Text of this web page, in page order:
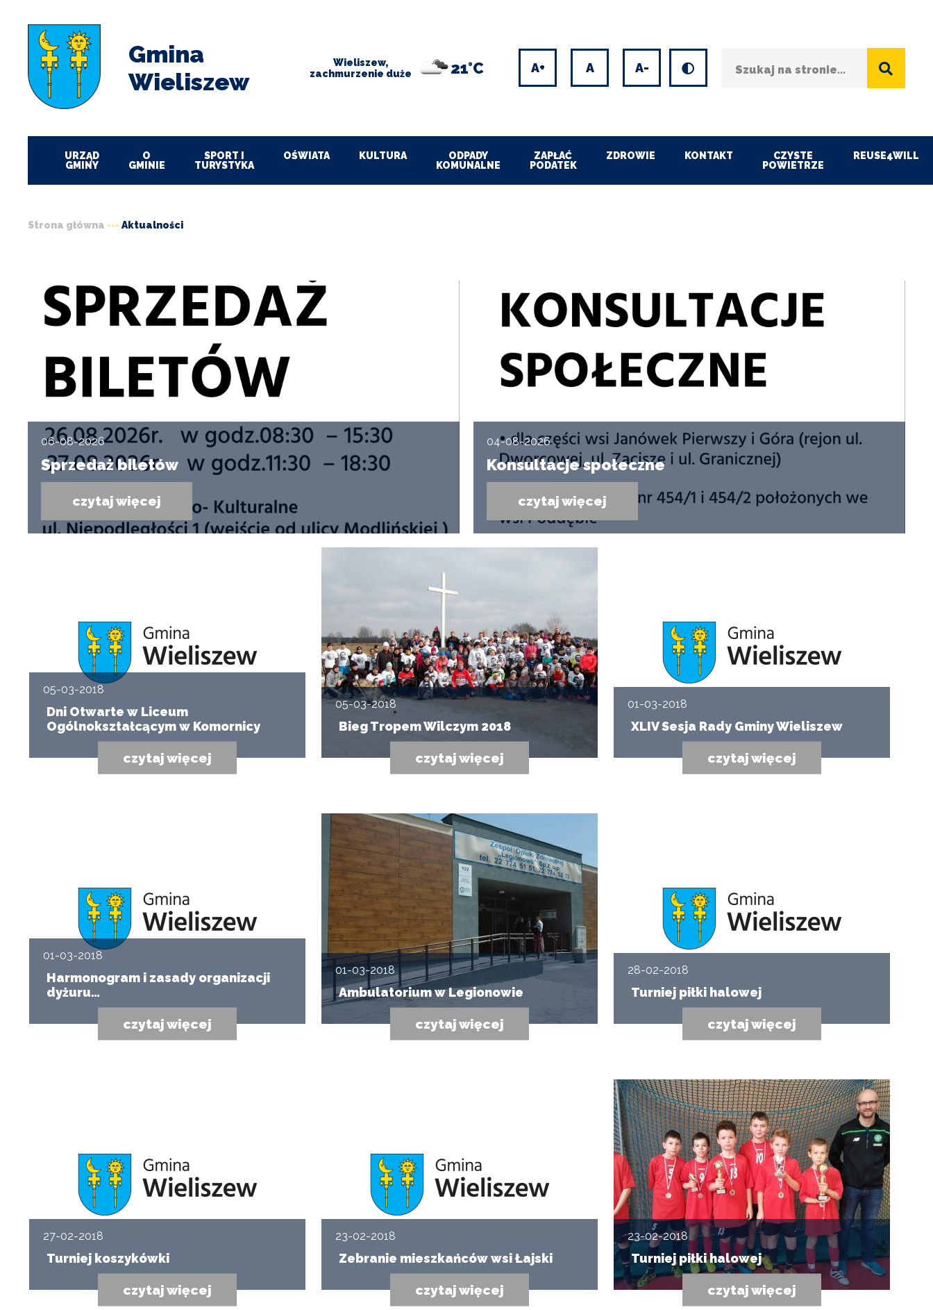
Przejdź
Przejdź
Przejdź
wyszukiwania
Przejdź
Gmina
Wieliszew
Wieliszew,
zachmurzenie duże
21°C
Increase
font
Reset
font
Decrease
font
URZĄD
GMINY
O
GMINIE
SPORT I
TURYSTYKA
OŚWIATA KULTURA
ODPADY
KOMUNALNE
ZAPŁAĆ
PODATEK
ZDROWIE KONTAKT
CZYSTE
POWIETRZE
REUSE4WILL
Strona główna Aktualności
06-08-2026
Sprzedaż biletów
czytaj więcej
04-08-2026
Konsultacje społeczne
czytaj więcej
05-03-2018
Dni Otwarte w Liceum
Ogólnokształcącym w Komornicy
czytaj więcej
05-03-2018
Bieg Tropem Wilczym 2018
czytaj więcej
01-03-2018
XLIV Sesja Rady Gminy Wieliszew
czytaj więcej
01-03-2018
Harmonogram i zasady organizacji
dyżuru…
czytaj więcej
01-03-2018
Ambulatorium w Legionowie
czytaj więcej
28-02-2018
Turniej piłki halowej
czytaj więcej
27-02-2018
Turniej koszykówki
czytaj więcej
23-02-2018
Zebranie mieszkańców wsi Łajski
czytaj więcej
23-02-2018
Turniej piłki halowej
czytaj więcej